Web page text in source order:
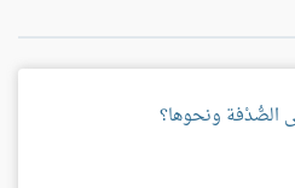
الصُّدْفة ونحوها؟